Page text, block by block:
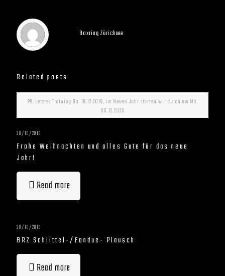
Boxring Zürichsee
Related posts
PS. Letztes Training Do. 19.12.2019, im Neuen Jahr starten wir durch am Mo.
06.12.2020
30/10/2019
Frohe Weihnachten und alles Gute für das neue
Jahr!
Read more
30/10/2019
BRZ Schlittel-/Fondue- Plausch
Read more